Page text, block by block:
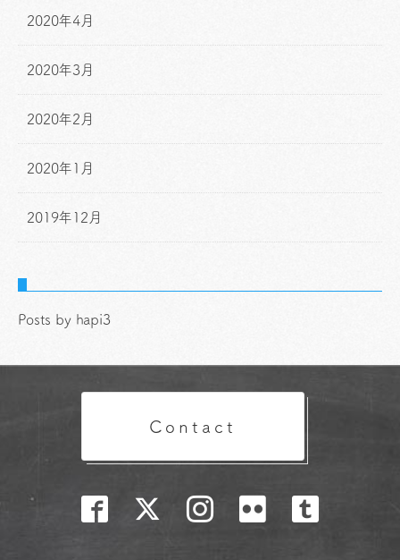
2020年4月
2020年3月
2020年2月
2020年1月
2019年12月
Posts by hapi3
Contact